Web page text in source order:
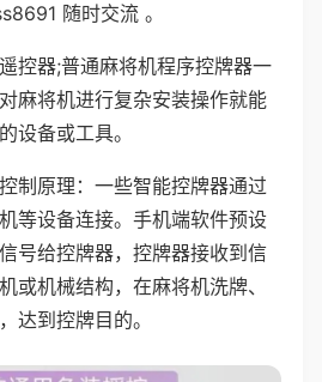
随时交流 。
控器;普通麻将机程序控牌器一
麻将机进行复杂安装操作就能
设备或工具。
制原理：一些智能控牌器通过
等设备连接。手机端软件预设
号给控牌器，控牌器接收到信
或机械结构，在麻将机洗牌、
达到控牌目的。